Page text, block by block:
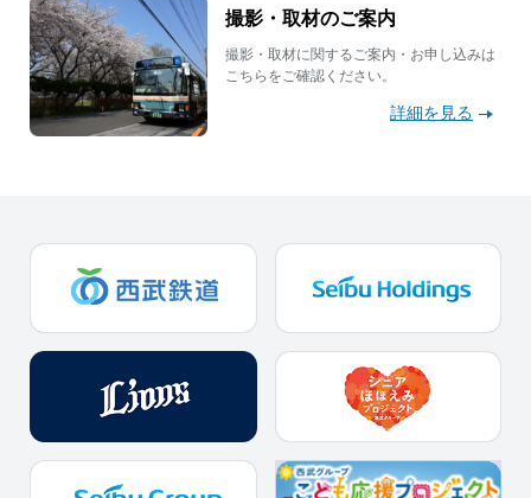
撮影・取材のご案内
撮影・取材に関するご案内・お申し込みは
こちらをご確認ください。
詳細を見る